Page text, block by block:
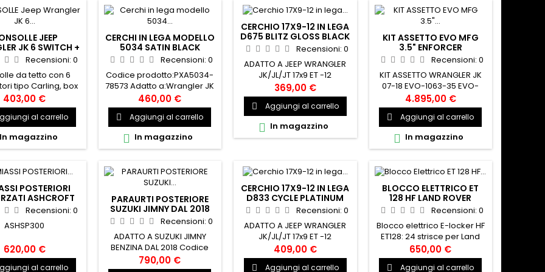
(1990÷2016). MUD-029
JEEP
JK 6 SWITCH +
Recensioni: 0
da tetto con 6
tipo Carling, box
con uscite a
Voltmetro digitale,
con connettori,
fari e barre LED e
utenza elettrica, kit
Jeep Wrangler
JCD6
403,00 €
al carrello
In magazzino
CERCHI IN LEGA MODELLO
5034 SATIN BLACK
PROCOMP JEEP
Recensioni:0
Codice prodotto:PXA5034-
78573 Adatto a:Wrangler JK
07-18,Wrangler JKU 07-
18,Wrangler JL 18-
presente,Wrangler JLU 18-
presente,Gladiator JT 20-
presente
460,00 €
 Aggiungi al carrello
 In magazzino
CERCHIO 17X9-12 IN LEGA
D675 BLITZ GLOSS BLACK
FUEL JEEP WRANGLER
Recensioni: 0
ADATTO A JEEP WRANGLER
JK/JL/JT 17x9 ET -12
D67517907545
369,00 €
 Aggiungi al carrello
 In magazzino
KIT ASSETTO EVO MFG
3.5" ENFORCER
SUSPENSION WRANGLER
Recensioni:0
KIT ASSETTO WRANGLER JK
07-18 EVO-1063-35 EVO-
1174B RE1507 EVO-600017K
RE1157
4.895,00 €
 Aggiungi al carrello
 In magazzino
POSTERIORI
ASHCROFT
DAL 300TDI
Recensioni: 0
ASHSP300
620,00 €
al carrello
PARAURTI POSTERIORE
SUZUKI JIMNY DAL 2018
Recensioni:0
ADATTO A SUZUKI JIMNY
BENZINA DAL 2018 Codice
prodotto: ZSB Disponibile in
15gg
790,00 €
CERCHIO 17X9-12 IN LEGA
D833 CYCLE PLATINUM
FUEL JEEP WRANGLER
Recensioni: 0
ADATTO A JEEP WRANGLER
JK/JL/JT 17x9 ET -12
D83317907545
409,00 €
 Aggiungi al carrello
BLOCCO ELETTRICO ET
128 HF LAND ROVER
Recensioni:0
Blocco elettrico E-locker HF
ET128: 24 strisce per Land
Rover: Range Rover 1993-
1996 anteriore, tipo Rover
Range Rover 1993-1996
650,00 €
 Aggiungi al carrello